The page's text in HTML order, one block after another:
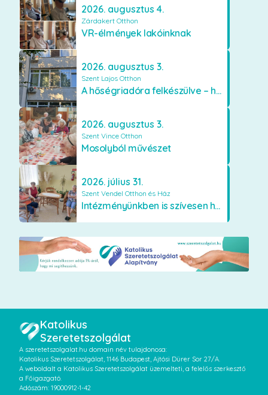
2026. augusztus 4.
Zárdakert Otthon
VR-élmények lakóinknak
2026. augusztus 3.
Szent Lajos Otthon
A hőségriadóra felkészülve – hűsítő fejlesztések a Szent Lajos Otthonban
2026. augusztus 3.
Szent Vince Otthon
Mosolyból művészet
2026. július 31.
Szent Vendel Otthon és Ház
Intézményünkben is szívesen használják a VR szemüveget
Katolikus
Szeretetszolgálat
A szeretetszolgalat.hu domain név tulajdonosa:
Katolikus Szeretetszolgálat, 1146 Budapest, Ajtósi Dürer Sor 27/A.
A weboldalt a Katolikus Szeretetszolgálat üzemelteti, a felelős szerkesztő
a Főigazgató.
Adószám: 19000912-1-42